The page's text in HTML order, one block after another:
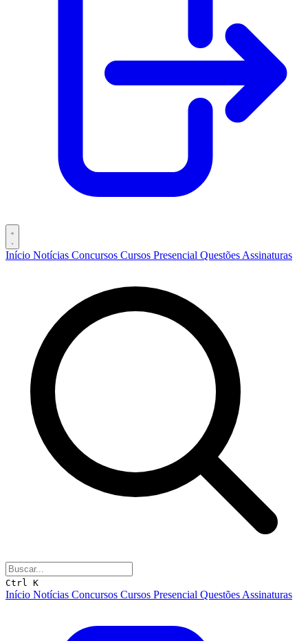
Início Notícias Concursos Cursos Presencial Questões Assinaturas
Ctrl K
Início Notícias Concursos Cursos Presencial Questões Assinaturas